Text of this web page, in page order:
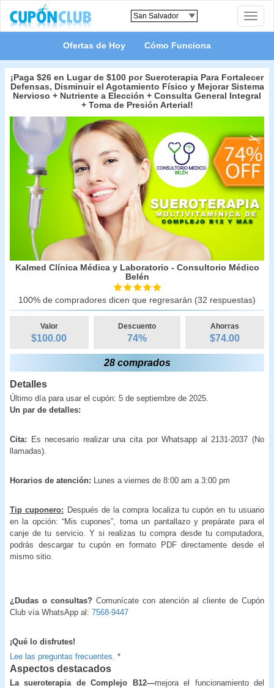
Toggle
Ofertas de Hoy Cómo Funciona
¡Paga $26 en Lugar de $100 por Sueroterapia Para Fortalecer
Defensas, Disminuir el Agotamiento Físico y Mejorar Sistema
Nervioso + Nutriente a Elección + Consulta General Integral
+ Toma de Presión Arterial!
Kalmed Clínica Médica y Laboratorio - Consultorio Médico
Belén
100% de compradores dicen que regresarán (32 respuestas)
Valor
$100.00
Descuento
74%
Ahorras
$74.00
28 comprados
Detalles
Último día para usar el cupón: 5 de septiembre de 2025.
Un par de detalles:
Cita:
Es necesario realizar una cita por Whatsapp al 2131-2037 (No
llamadas).
Horarios de atención: Lunes a viernes de 8:00 am a 3:00 pm
Tip cuponero: Después de la compra localiza tu cupón en tu usuario
en la opción: “Mis cupones”, toma un pantallazo y prepárate para el
canje de tu servicio. Y si realizas tu compra desde tu computadora,
podrás descargar tu cupón en formato PDF directamente desde el
mismo sitio.
¿Dudas o consultas? Comunícate con atención al cliente de Cupón
Club vía WhatsApp al: 7568-9447
¡Qué lo disfrutes!
Lee las preguntas frecuentes. *
Aspectos destacados
La sueroterapia de Complejo B12—mejora el funcionamiento del